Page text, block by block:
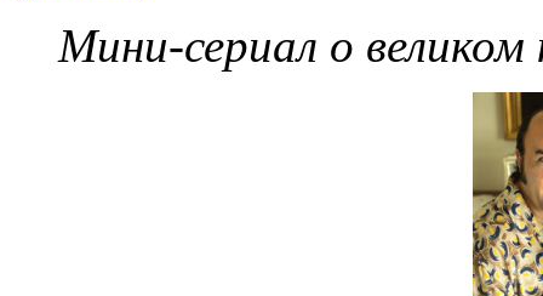
Мини-сериал о великом